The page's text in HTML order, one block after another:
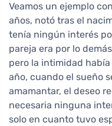
Veamos un ejemplo
años, notó tras el
tenía ningún interés
pareja era por lo
pero la intimidad
año, cuando el sueño
amamantar, el deseo
necesaria ninguna
solo en cuanto tuvo